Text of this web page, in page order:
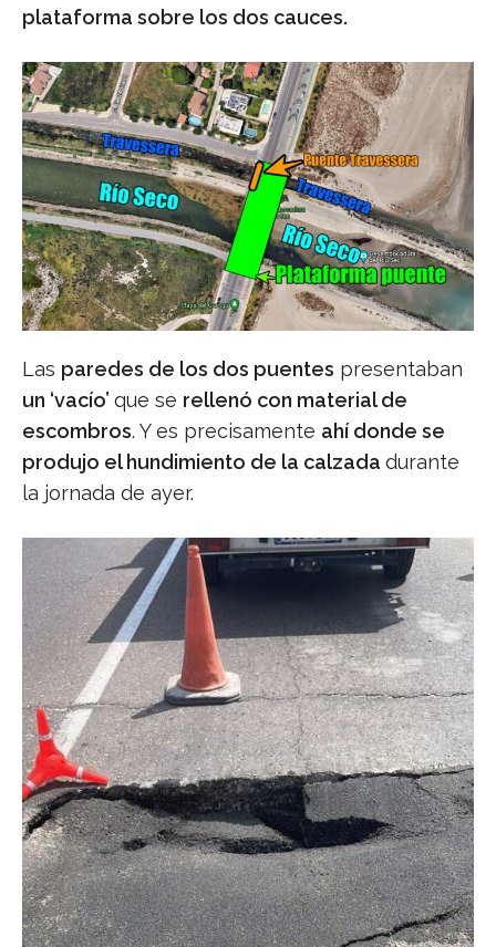
plataforma sobre los dos cauces.
Las paredes de los dos puentes presentaban
un ‘vacío’ que se rellenó con material de
escombros. Y es precisamente ahí donde se
produjo el hundimiento de la calzada durante
la jornada de ayer.